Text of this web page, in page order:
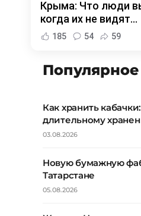
Крыма: Что люди
когда их не видят...
185 54 59
Популярное
Как хранить
длительному
03.08.2026
Новую бумажную
Татарстане
05.08.2026